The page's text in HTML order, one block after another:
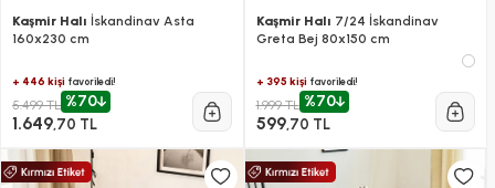
Kaşmir Halı İskandinav Asta
160x230 cm
+ 446 kişi favoriledi!
5.499 TL %70
1.649,70 TL
Kaşmir Halı 7/24 İskandinav
Greta Bej 80x150 cm
+ 395 kişifavoriledi!
1.999 TL %70
599,70 TL